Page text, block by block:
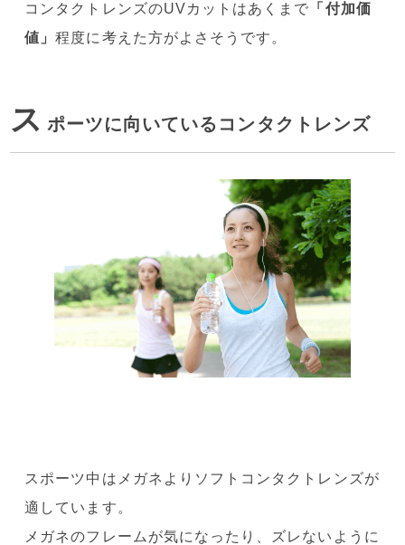
コンタクトレンズのUVカットはあくまで 「付加価
値」程度に考えた方がよさそうです。
ス ポーツに向いているコンタクトレンズ
スポーツ中はメガネよりソフトコンタクトレンズが
適しています。
メガネのフレームが気になったり、ズレないように